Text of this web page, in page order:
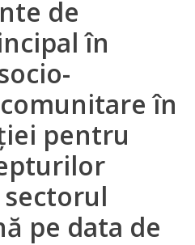
de
în
în
pentru
pe data de